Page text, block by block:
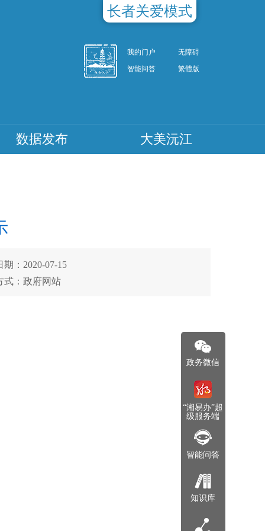
我的门户
无障碍
智能问答
繁體版
数据发布 大美沅江
期：2020-07-15
式：政府网站
长者关爱模式
政务微信
“湘易办”超
级服务端
智能问答
知识库